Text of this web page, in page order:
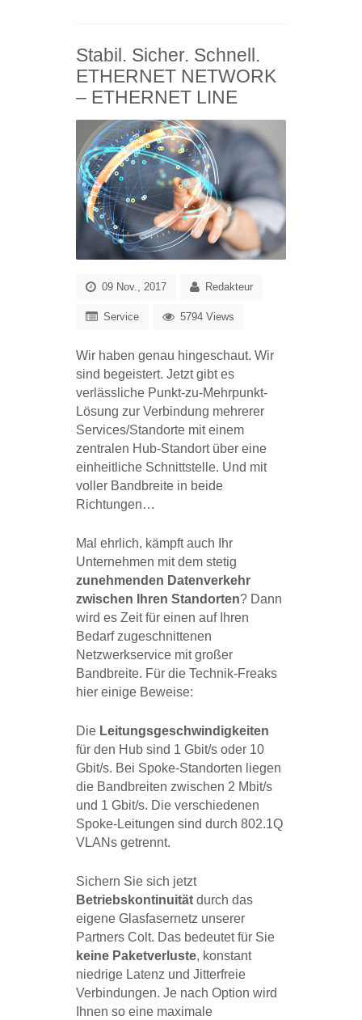
Stabil. Sicher. Schnell.
ETHERNET NETWORK
– ETHERNET LINE
09 Nov., 2017 Redakteur
Service 5794 Views
Wir haben genau hingeschaut. Wir
sind begeistert. Jetzt gibt es
verlässliche Punkt-zu-Mehrpunkt-
Lösung zur Verbindung mehrerer
Services/Standorte mit einem
zentralen Hub-Standort über eine
einheitliche Schnittstelle. Und mit
voller Bandbreite in beide
Richtungen…
Mal ehrlich, kämpft auch Ihr
Unternehmen mit dem stetig
zunehmenden Datenverkehr
zwischen Ihren Standorten? Dann
wird es Zeit für einen auf Ihren
Bedarf zugeschnittenen
Netzwerkservice mit großer
Bandbreite. Für die Technik-Freaks
hier einige Beweise:
Die Leitungsgeschwindigkeiten
für den Hub sind 1 Gbit/s oder 10
Gbit/s. Bei Spoke-Standorten liegen
die Bandbreiten zwischen 2 Mbit/s
und 1 Gbit/s. Die verschiedenen
Spoke-Leitungen sind durch 802.1Q
VLANs getrennt.
Sichern Sie sich jetzt
Betriebskontinuität durch das
eigene Glasfasernetz unserer
Partners Colt. Das bedeutet für Sie
keine Paketverluste, konstant
niedrige Latenz und Jitterfreie
Verbindungen. Je nach Option wird
Ihnen so eine maximale